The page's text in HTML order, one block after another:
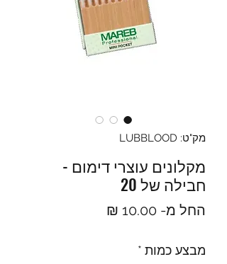
מק"ט: LUBBLOOD
מקלונים עוצרי דימום -
חבילה של 20
החל מ- 10.00 ₪
מבצע כמות *